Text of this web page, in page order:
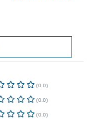
(0.0)
(0.0)
(0.0)